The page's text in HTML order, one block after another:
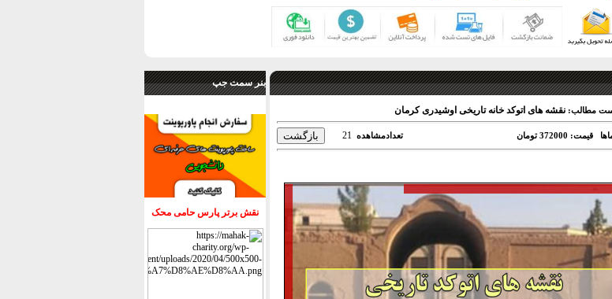
بنر سمت جپ
نقش برتر پارس حامی محک
مطالب: نقشه های اتوکد خانه تاریخی اوشيدری کرمان
قیمت: 372000 تومان تعدادمشاهده 21